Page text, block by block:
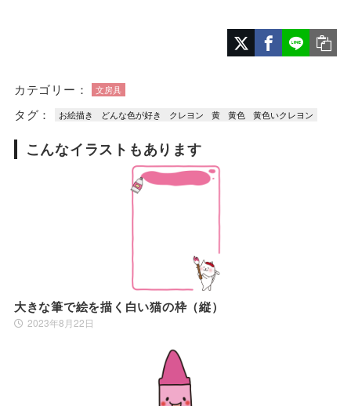
カテゴリー： 文房具
タグ： お絵描き どんな色が好き クレヨン 黄 黄色 黄色いクレヨン
こんなイラストもあります
大きな筆で絵を描く白い猫の枠（縦）
2023年8月22日